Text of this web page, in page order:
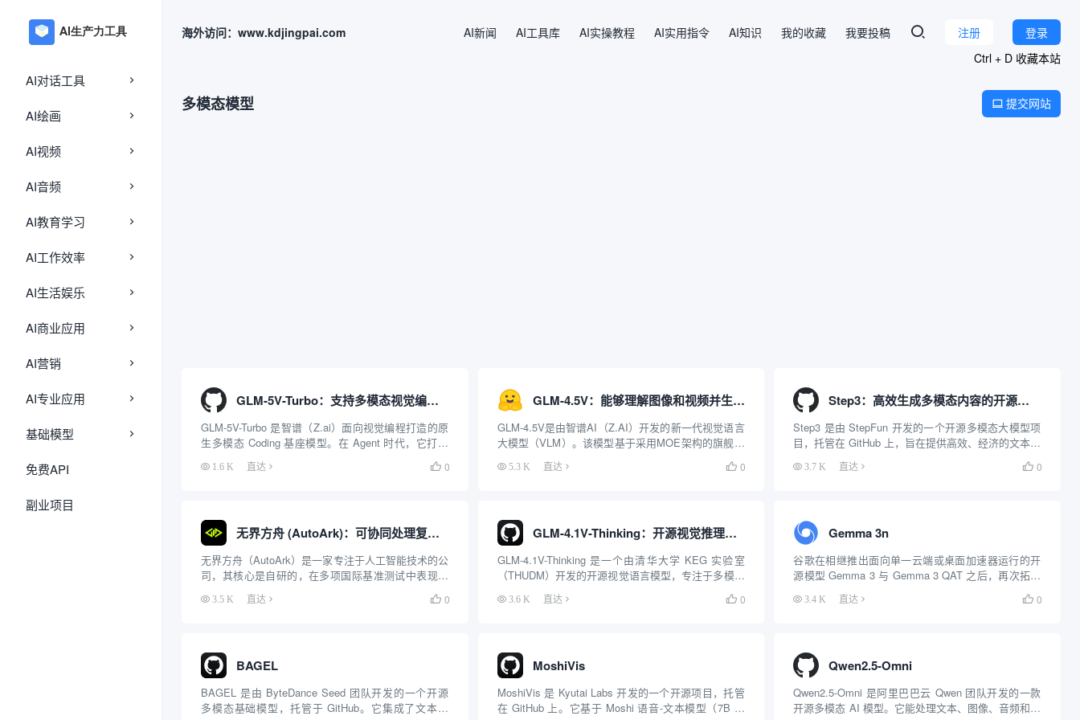
AI对话工具
AI绘画
AI视频
AI音频
AI教育学习
AI工作效率
AI生活娱乐
AI商业应用
AI营销
AI专业应用
基础模型
免费API
副业项目
海外访问：www.kdjingpai.com 登录
注册
AI新闻 AI工具库 AI实操教程 AI实用指令 AI知识 我的收藏
我要投稿
Ctrl + D 收藏本站
多模态模型  提交网站
GLM-5V-Turbo：支持多模态视觉编程与智能体工作流的基础大模型
GLM-5V-Turbo 是智谱（Z.ai）面向视觉编程打造的原
生多模态 Coding 基座模型。在 Agent 时代，它打破
了传统模型纯文本输入的局限，从预训练阶段深度融
合视觉与文本能力（采用新一代 CogViT 视觉编码器
1.6 K 直达  0
GLM-4.5V：能够理解图像和视频并生成代码的多模态对话模型
GLM-4.5V是由智谱AI（Z.AI）开发的新一代视觉语言
大模型（VLM）。该模型基于采用MOE架构的旗舰文
本模型GLM-4.5-Air构建，总参数量达到1060亿，其中
激活参数为120亿。GLM-4.5V不仅能处理图像和文
5.3 K 直达  0
Step3：高效生成多模态内容的开源大模型
Step3 是由 StepFun 开发的一个开源多模态大模型项
目，托管在 GitHub 上，旨在提供高效、经济的文本、
图像和语音内容生成能力。项目以 321 亿参数（38 亿
活跃参数）的混合专家模型（MoE）为核心，优化了
3.7 K 直达  0
无界方舟 (AutoArk)：可协同处理复杂任务的多智能体AI平台
无界方舟（AutoArk）是一家专注于人工智能技术的公
司，其核心是自研的，在多项国际基准测试中表现比
肩GPT-4o的端到端多模态大模型EVA-1。 基于EVA-1
模型，无界方舟进一步打造了名为“ArkAgentOS”的多
3.5 K 直达  0
GLM-4.1V-Thinking：开源视觉推理模型，支持多模态复杂任务
GLM-4.1V-Thinking 是一个由清华大学 KEG 实验室
（THUDM）开发的开源视觉语言模型，专注于多模态
推理能力。基于 GLM-4-9B-0414 基础模型，GLM-
4.1V-Thinking 通过强化学习和“思维链”推理机制...
3.6 K 直达  0
Gemma 3n
谷歌在相继推出面向单一云端或桌面加速器运行的开
源模型 Gemma 3 与 Gemma 3 QAT 之后，再次拓展
其普惠 AI 的版图。如果说 Gemma 3 为开发者带来了
强大的云端与桌面端能力，那么此次于 2025 年 5 月
3.4 K 直达  0
BAGEL
BAGEL 是由 ByteDance Seed 团队开发的一个开源
多模态基础模型，托管于 GitHub。它集成了文本理
MoshiVis
MoshiVis 是 Kyutai Labs 开发的一个开源项目，托管
在 GitHub 上。它基于 Moshi 语音-文本模型（7B 参
Qwen2.5-Omni
Qwen2.5-Omni 是阿里巴巴云 Qwen 团队开发的一款
开源多模态 AI 模型。它能处理文本、图像、音频和视